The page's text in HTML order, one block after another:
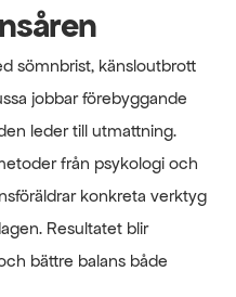
sömnbrist, känsloutbrott
jobbar förebyggande
leder till utmattning.
från psykologi och
konkreta verktyg
Resultatet blir
bättre balans både